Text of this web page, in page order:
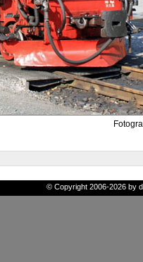
© Copyright 2006-2026 by